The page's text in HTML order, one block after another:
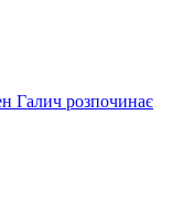
Галич розпочинає